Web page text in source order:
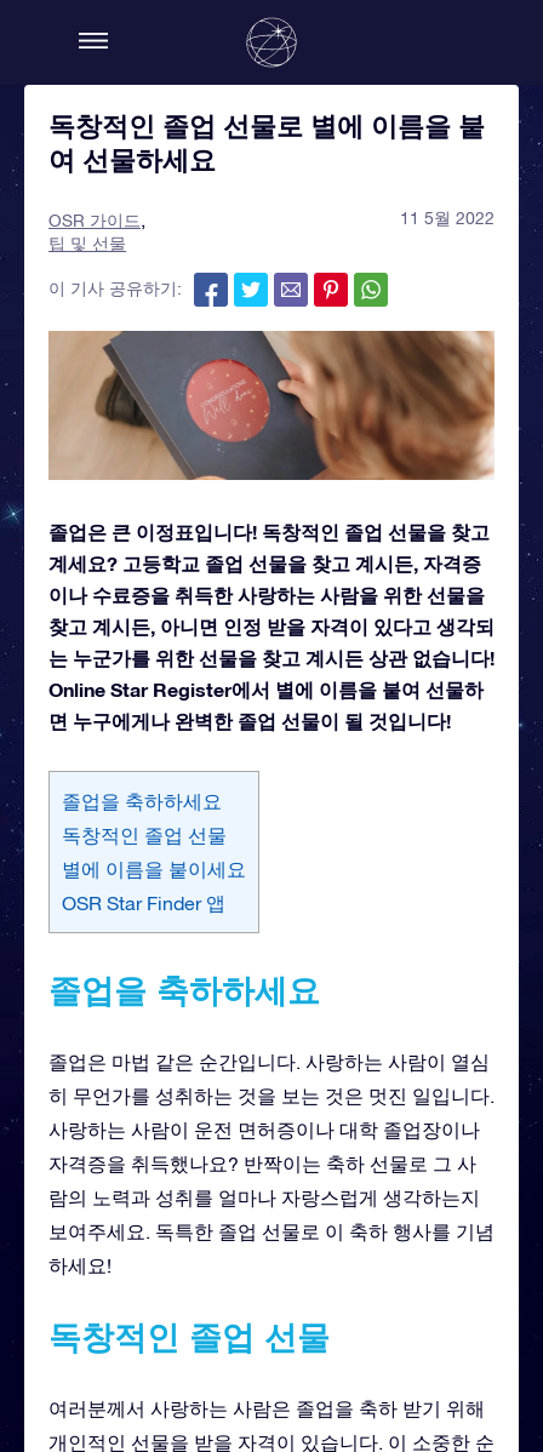
독창적인 졸업 선물로 별에 이름을 붙
여 선물하세요
OSR 가이드
팁 및 선물
11 5월 2022
이 기사 공유하기:
졸업은 큰 이정표입니다! 독창적인 졸업 선물을 찾고
계세요? 고등학교 졸업 선물을 찾고 계시든, 자격증
이나 수료증을 취득한 사랑하는 사람을 위한 선물을
찾고 계시든, 아니면 인정 받을 자격이 있다고 생각되
는 누군가를 위한 선물을 찾고 계시든 상관 없습니다!
Online Star Register에서 별에 이름을 붙여 선물하
면 누구에게나 완벽한 졸업 선물이 될 것입니다!
졸업을 축하하세요
독창적인 졸업 선물
별에 이름을 붙이세요
OSR Star Finder 앱
졸업을 축하하세요
졸업은 마법 같은 순간입니다. 사랑하는 사람이 열심
히 무언가를 성취하는 것을 보는 것은 멋진 일입니다.
사랑하는 사람이 운전 면허증이나 대학 졸업장이나
자격증을 취득했나요? 반짝이는 축하 선물로 그 사
람의 노력과 성취를 얼마나 자랑스럽게 생각하는지
보여주세요. 독특한 졸업 선물로 이 축하 행사를 기념
하세요!
독창적인 졸업 선물
여러분께서 사랑하는 사람은 졸업을 축하 받기 위해
개인적인 선물을 받을 자격이 있습니다. 이 소중한 순